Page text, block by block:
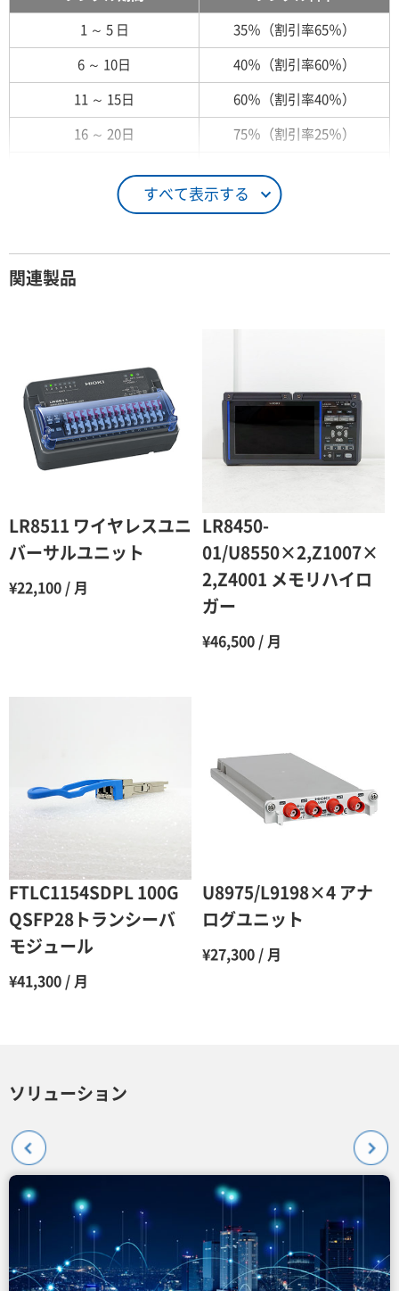
すべて表示する
1 ～ 5 日 35％（割引率65％）
6 ～ 10日 40％（割引率60％）
11 ～ 15日 60％（割引率40％）
16 ～ 20日 75％（割引率25％）
26日 ～ 1ヶ月 100％（割引率 0％）
2ヶ月
3ヶ月 80％（割引率20％）
4ヶ月 75％（割引率25％）
7ヶ月 60％（割引率 40％）
55％（割引率45％）
48％（割引率52％）
関連製品
LR8511 ワイヤレスユニ
バーサルユニット
¥22,100 / 月
LR8450-
01/U8550×2,Z1007×
2,Z4001 メモリハイロ
ガー
¥46,500 / 月
FTLC1154SDPL 100G
QSFP28トランシーバ
モジュール
¥41,300 / 月
U8975/L9198×4 アナ
ログユニット
¥27,300 / 月
ソリューション